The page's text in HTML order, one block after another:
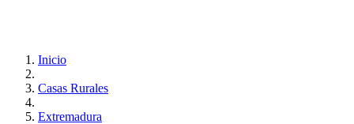
Inicio
Casas Rurales
Extremadura